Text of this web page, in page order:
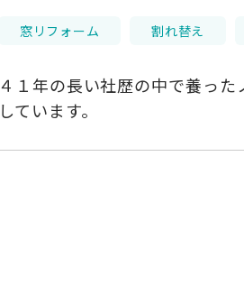
窓リフォーム 割れ替え
４１年の長い社歴の中で養っ
しています。